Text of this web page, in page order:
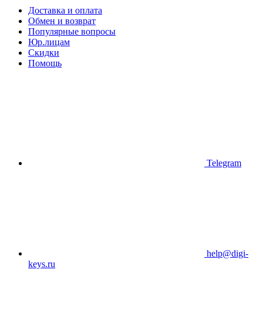
Доставка и оплата
Обмен и возврат
Популярные вопросы
Юр.лицам
Скидки
Помощь
Telegram
help@digi-
keys.ru